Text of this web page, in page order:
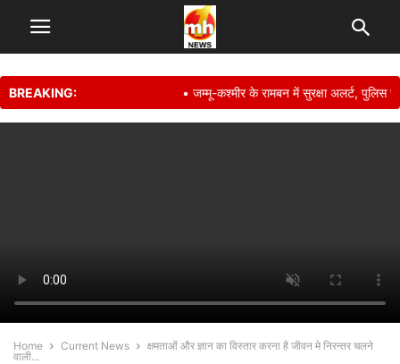
BREAKING: • जम्मू-कश्मीर के रामबन में सुरक्षा अलर्ट, पुलिस
Home Current News
क्षमताओं और ज्ञान का विस्तार करना है जीवन मे निरन्तर चलने
वाली...